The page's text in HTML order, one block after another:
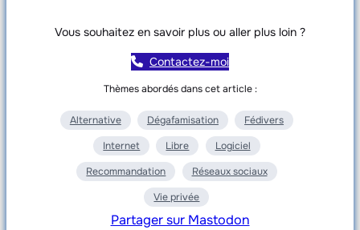
Vous souhaitez en savoir plus ou aller plus loin ?
Contactez-moi
Thèmes abordés dans cet article :
Alternative Dégafamisation Fédivers
Internet Libre Logiciel
Recommandation Réseaux sociaux
Vie privée
Partager sur Mastodon